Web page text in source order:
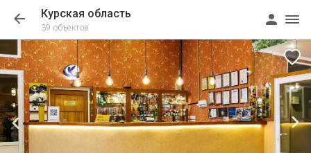
Курская область
39 объектов